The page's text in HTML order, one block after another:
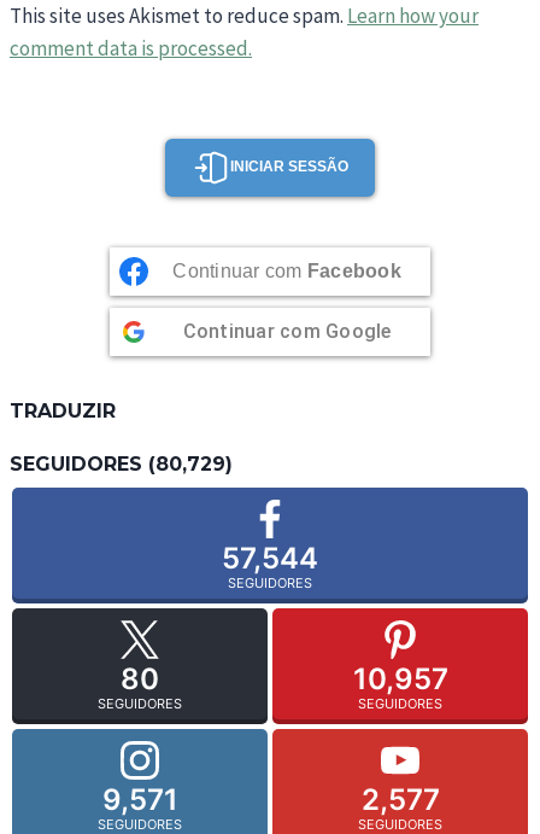
This site uses Akismet to reduce spam. Learn how your
comment data is processed.
INICIAR SESSÃO
Continuar com Facebook
Continuar com Google
TRADUZIR
SEGUIDORES (80,729)
57,544
SEGUIDORES
80
SEGUIDORES
10,957
SEGUIDORES
9,571
SEGUIDORES
2,577
SEGUIDORES